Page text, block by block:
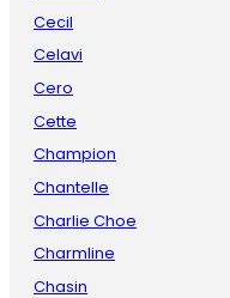
Cecil
Celavi
Cero
Cette
Champion
Chantelle
Charlie Choe
Charmline
Chasin